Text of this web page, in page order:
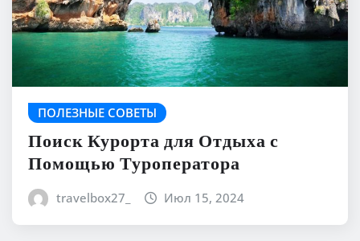
ПОЛЕЗНЫЕ СОВЕТЫ
Поиск Курорта для Отдыха с
Помощью Туроператора
travelbox27_ Июл 15, 2024